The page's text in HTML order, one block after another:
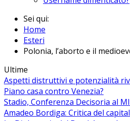
Sei qui:
Home
Esteri
Polonia, l’aborto e il
Ultime
Aspetti distruttivi e potenzialità
Piano casa contro Venezia?
Stadio, Conferenza Decisoria al
Amadeo Bordiga: Critica del